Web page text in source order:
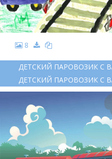
8
ДЕТСКИЙ ПАРОВОЗИК С
ДЕТСКИЙ ПАРОВОЗИК С